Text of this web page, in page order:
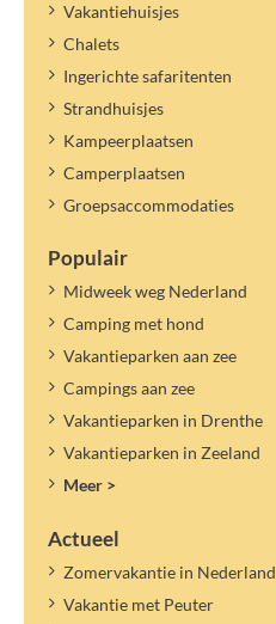
Vakantiehuisjes
Chalets
Ingerichte safaritenten
Strandhuisjes
Kampeerplaatsen
Camperplaatsen
Groepsaccommodaties
Populair
Midweek weg Nederland
Camping met hond
Vakantieparken aan zee
Campings aan zee
Vakantieparken in Drenthe
Vakantieparken in Zeeland
Meer >
Actueel
Zomervakantie in Nederland
Vakantie met Peuter